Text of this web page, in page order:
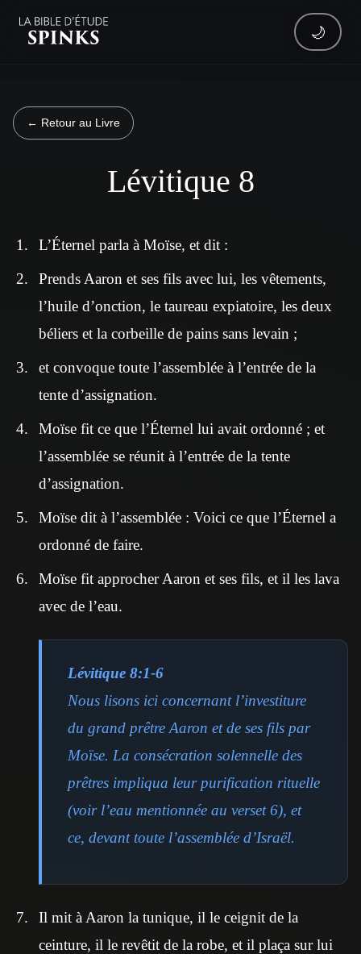
🌙
← Retour au Livre
Lévitique 8
L’Éternel parla à Moïse, et dit :
Prends Aaron et ses fils avec lui, les vêtements,
l’huile d’onction, le taureau expiatoire, les deux
béliers et la corbeille de pains sans levain ;
et convoque toute l’assemblée à l’entrée de la
tente d’assignation.
Moïse fit ce que l’Éternel lui avait ordonné ; et
l’assemblée se réunit à l’entrée de la tente
d’assignation.
Moïse dit à l’assemblée : Voici ce que l’Éternel a
ordonné de faire.
Moïse fit approcher Aaron et ses fils, et il les lava
avec de l’eau.
Lévitique 8:1-6
Nous lisons ici concernant l’investiture
du grand prêtre Aaron et de ses fils par
Moïse. La consécration solennelle des
prêtres impliqua leur purification rituelle
(voir l’eau mentionnée au verset 6), et
ce, devant toute l’assemblée d’Israël.
Il mit à Aaron la tunique, il le ceignit de la
ceinture, il le revêtit de la robe, et il plaça sur lui